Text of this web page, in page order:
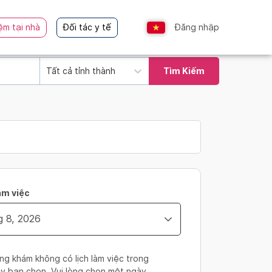
tại nhà Đối tác y tế Đăng nhập
Tất cả tỉnh thành Tìm Kiếm
việc
khám không có lịch làm việc trong